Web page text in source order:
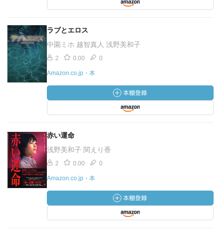
ラブとエロス
中園ミホ 越智真人 浅野美和子
2 0.00 0
Amazon.co.jp・本
赤い運命
浅野美和子 関えり香
2 0.00 0
Amazon.co.jp・本